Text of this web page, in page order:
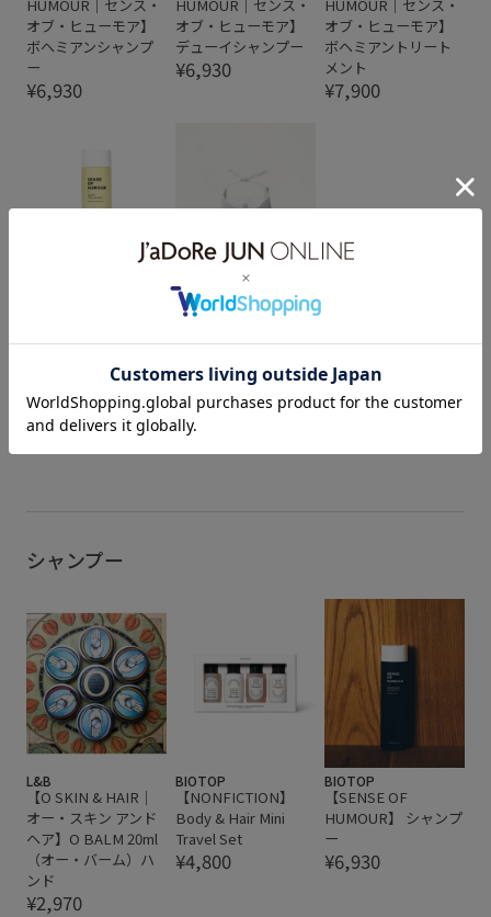
HUMOUR｜センス・
オブ・ヒューモア】
ボヘミアンシャンプ
ー
¥6,930
HUMOUR｜センス・
オブ・ヒューモア】
デューイシャンプー
¥6,930
HUMOUR｜センス・
オブ・ヒューモア】
ボヘミアントリート
メント
¥7,900
HUMOUR｜センス・
デューイトリートメ
ント
¥7,900
L&B
【SENSE OF
HUMOUR｜センス・
ブランクモロッカン
ガスール
¥3,300
シャンプー
L&B
【O SKIN & HAIR｜
オー・スキン アンド
ヘア】O BALM 20ml
（オー・バーム）ハ
ンド
¥2,970
BIOTOP
【NONFICTION】
Body & Hair Mini
Travel Set
¥4,800
BIOTOP
【SENSE OF
HUMOUR】 シャンプ
ー
¥6,930